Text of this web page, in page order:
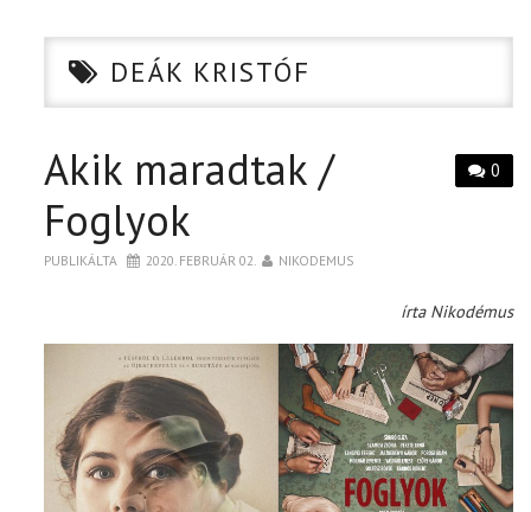
CIKK
PÓLÓ RENDELÉS
DEÁK KRISTÓF
0
Akik maradtak /
Foglyok
PUBLIKÁLTA 2020. FEBRUÁR 02. NIKODEMUS
írta Nikodémus